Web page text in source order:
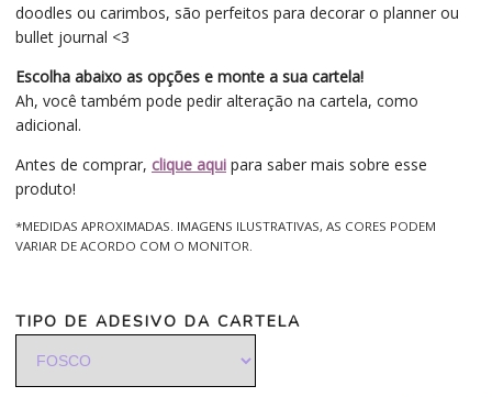
doodles ou carimbos, são perfeitos para decorar o planner ou
bullet journal <3
Escolha abaixo as opções e monte a sua cartela!
Ah, você também pode pedir alteração na cartela, como
adicional.
Antes de comprar, clique aqui para saber mais sobre esse
produto!
*MEDIDAS APROXIMADAS. IMAGENS ILUSTRATIVAS, AS CORES PODEM
VARIAR DE ACORDO COM O MONITOR.
TIPO DE ADESIVO DA CARTELA